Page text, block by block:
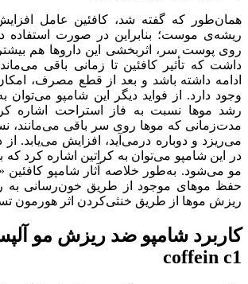
همان‌طور که گفته شد، کافئین عامل
ریشه‌ی موست؛ بنابراین در صورت استفاده
روی پوست سر، اثربخشی این داروها هم
داشت که تأثیر کافئین تا زمانی باقی
ادامه داشته باشد و بعد از قطع مصرف،
وجود دارد. از فواید دیگر این شامپو می‌توان
رشد موها نسبت به فاز استراحت اشاره
مدت‌زمانی که موها روی سر باقی می‌مانند،
می‌ریزد و دوباره درمی‌آید، افزایش می‌یابد. از
در این شامپو می‌توان به کراتین اشاره کرد
مو می‌شود. به‌طور خلاصه آثار شامپو کافئین
حفظ موهای موجود از طریق خون‌رسانی به
ریزش موها از طریق خنثی‌کردن اثر هورمون
کاربرد شامپو ضد ریزش مو
coffein c1